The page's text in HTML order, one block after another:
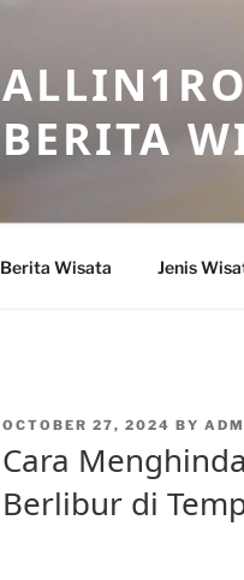
BERITA
Berita Wisata Jenis
POSTED
OCTOBER 27, 2024 BY
Cara
Berlibur di